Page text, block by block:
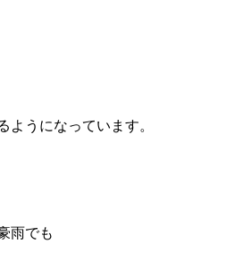
ようになっています。
雨でも